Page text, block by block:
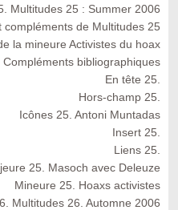
Multitudes 25 : Summer 2006
compléments de Multitudes 25
la mineure Activistes du hoax
Compléments bibliographiques
En tête 25.
Hors-champ 25.
Icônes 25. Antoni Muntadas
Insert 25.
Liens 25.
25. Masoch avec Deleuze
Mineure 25. Hoaxs activistes
Multitudes 26. Automne 2006